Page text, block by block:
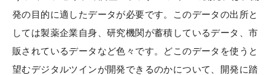
発の目的に適したデータが必要です。このデータの出所と
しては製薬企業自身、研究機関が蓄積しているデータ、市
販されているデータなど色々です。どこのデータを使うと
望むデジタルツインが開発できるのかについて、開発に踏